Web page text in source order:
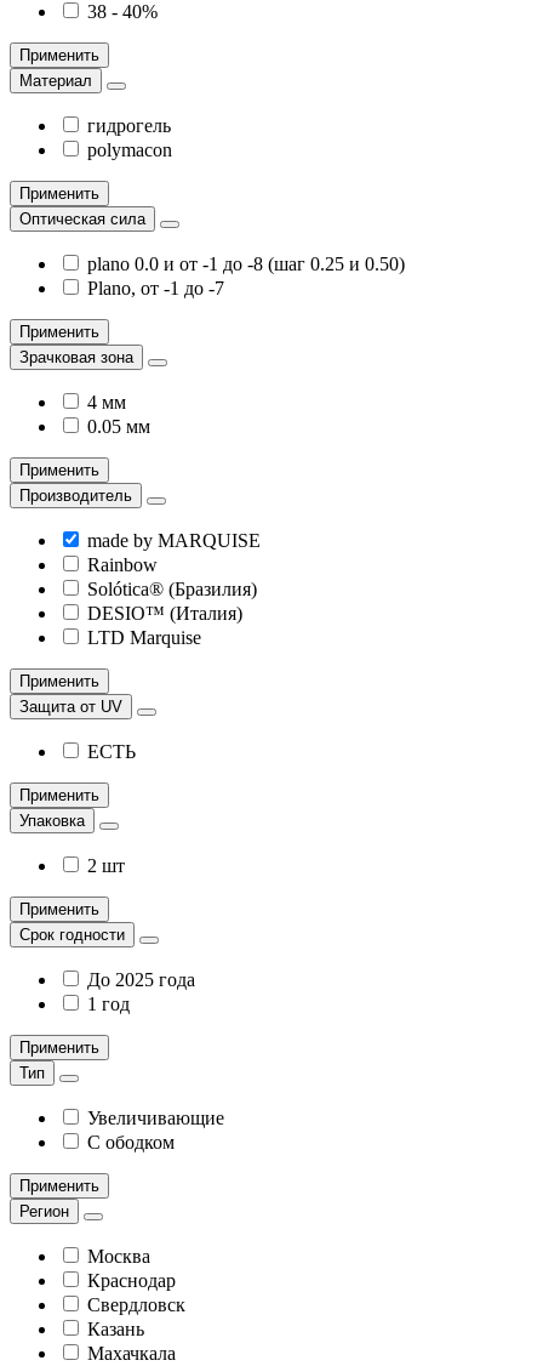
38 - 40%
Применить
Материал
гидрогель
polymacon
Применить
Оптическая сила
plano 0.0 и от -1 до -8 (шаг 0.25 и 0.50)
Plano, от -1 до -7
Применить
Зрачковая зона
4 мм
0.05 мм
Применить
Производитель
made by MARQUISE
Rainbow
Solótica® (Бразилия)
DESIO™ (Италия)
LTD Marquise
Применить
Защита от UV
ЕСТЬ
Применить
Упаковка
2 шт
Применить
Срок годности
До 2025 года
1 год
Применить
Тип
Увеличивающие
С ободком
Применить
Регион
Москва
Краснодар
Свердловск
Казань
Махачкала